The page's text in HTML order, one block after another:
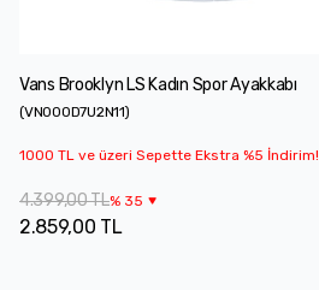
Vans Brooklyn LS Kadın Spor Ayakkabı
(VN000D7U2N11)
1000 TL ve üzeri Sepette Ekstra %5 İndirim!
4.399,00 TL% 35
2.859,00 TL